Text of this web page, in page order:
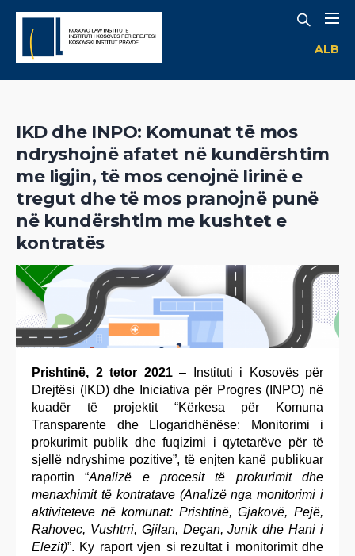
ALB
IKD dhe INPO: Komunat të mos
ndryshojnë afatet në kundërshtim
me ligjin, të mos cenojnë lirinë e
tregut dhe të mos pranojnë punë
në kundërshtim me kushtet e
kontratës
Prishtinë, 2 tetor 2021– Instituti i Kosovës për
Drejtësi (IKD) dhe Iniciativa për Progres (INPO) në
kuadër të projektit “Kërkesa për Komuna
Transparente dhe Llogaridhënëse: Monitorimi i
prokurimit publik dhe fuqizimi i qytetarëve për të
sjellë ndryshime pozitive”, të enjten kanë publikuar
raportin “Analizë e procesit të prokurimit dhe
menaxhimit të kontratave (Analizë nga monitorimi i
aktiviteteve në komunat: Prishtinë, Gjakovë, Pejë,
Rahovec, Vushtrri, Gjilan, Deçan, Junik dhe Hani i
Elezit)”. Ky raport vjen si rezultat i monitorimit dhe